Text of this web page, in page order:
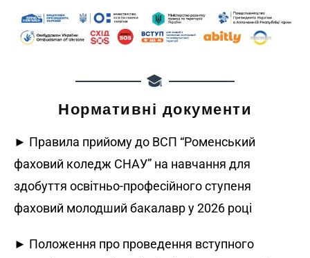
Нормативні документи
► Правила прийому до ВСП “Роменський
фаховий коледж СНАУ” на навчання для
здобуття освітньо-професійного ступеня
фаховий молодший бакалавр у 2026 році
► Положення про проведення вступного